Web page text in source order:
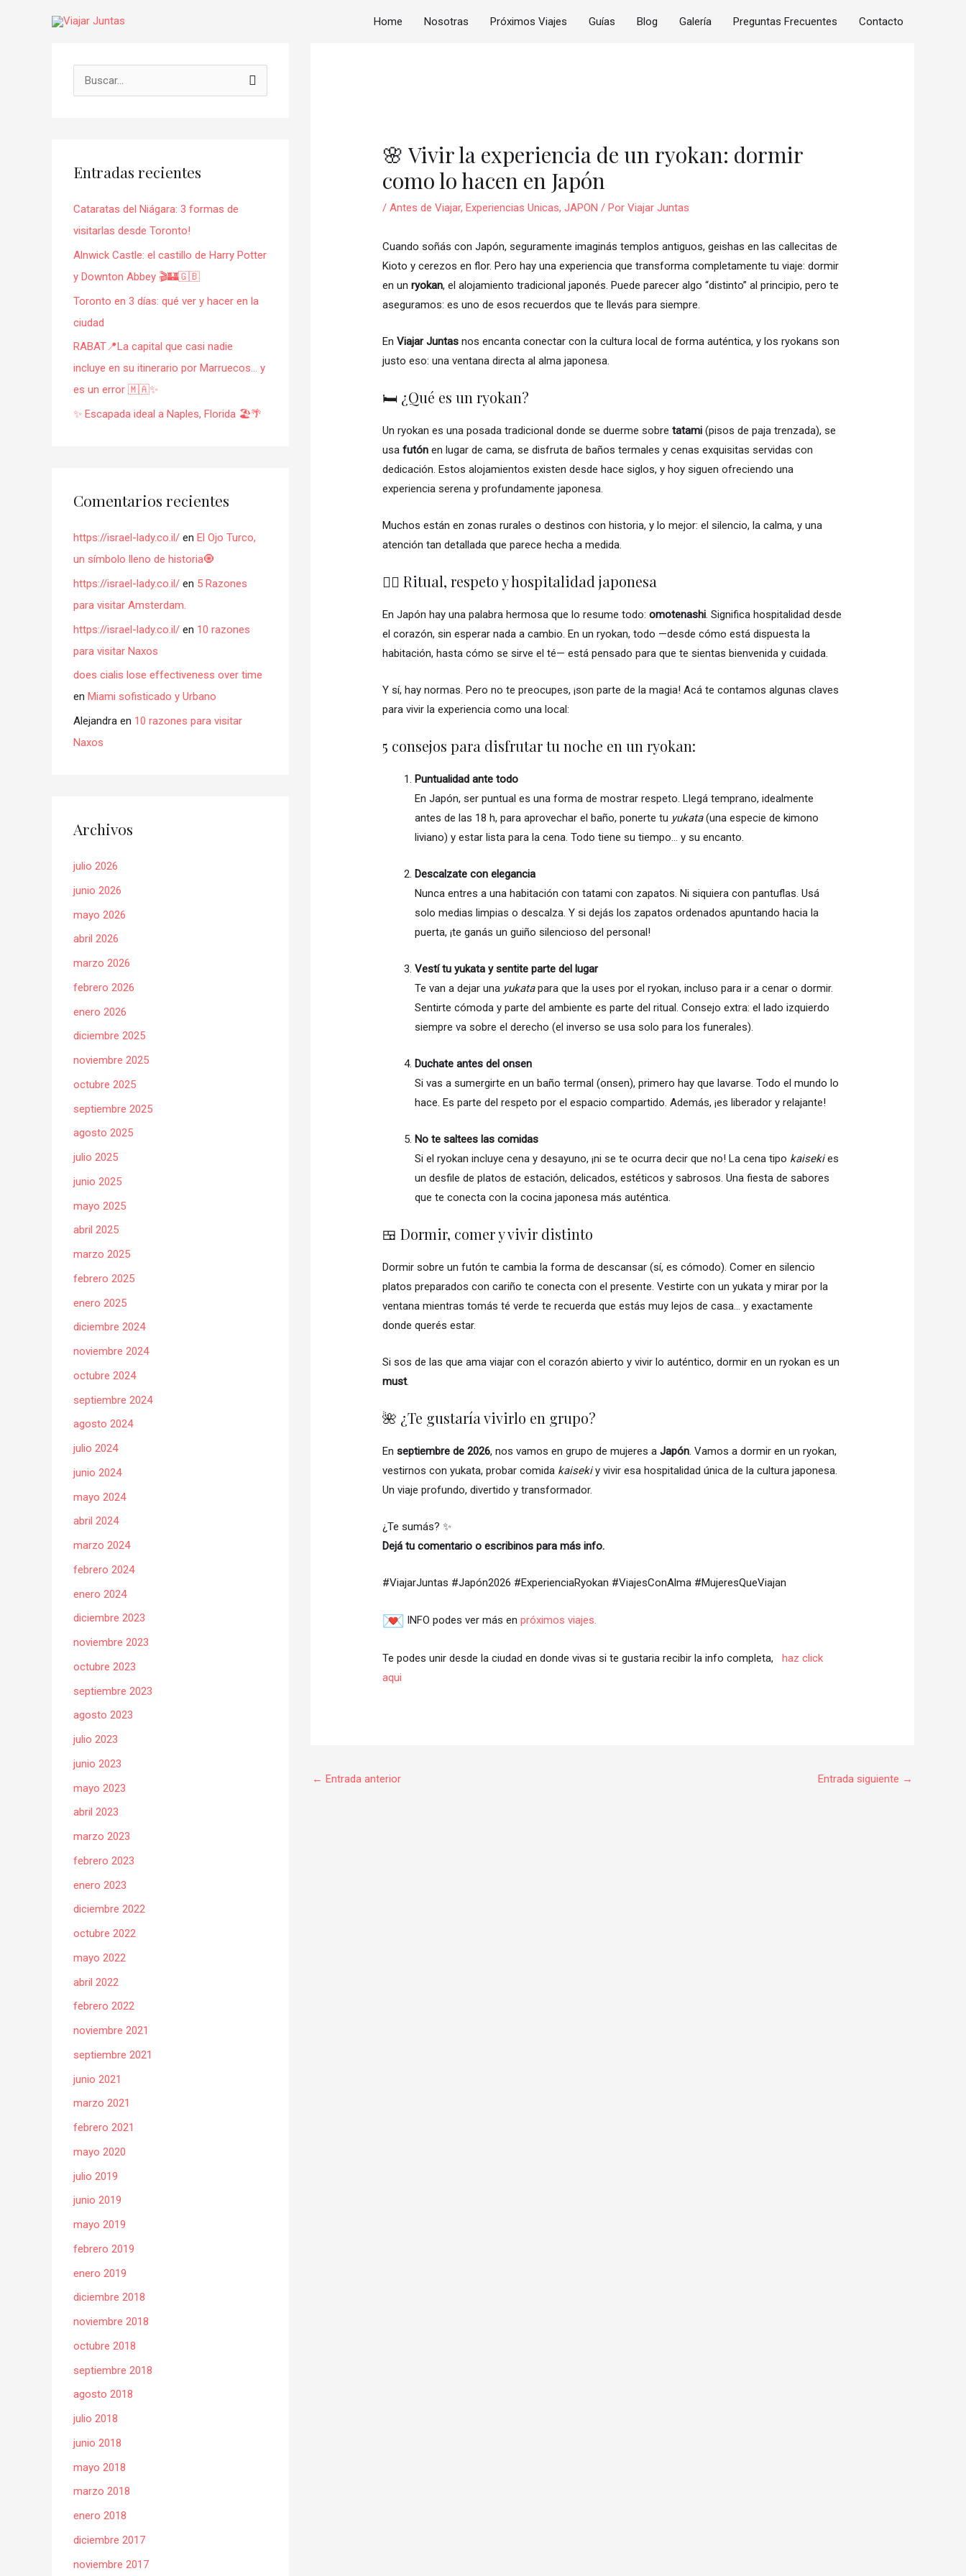
Home Nosotras Próximos Viajes Guías Blog Galería Preguntas Frecuentes Contacto
a
p
o
r
:
Entradas recientes
Cataratas del Niágara: 3 formas de
visitarlas desde Toronto!
Alnwick Castle: el castillo de Harry Potter
y Downton Abbey 🎬🏰🇬🇧
Toronto en 3 días: qué ver y hacer en la
ciudad
RABAT📍La capital que casi nadie
incluye en su itinerario por Marruecos… y
es un error 🇲🇦✨
✨ Escapada ideal a Naples, Florida 🏖️🌴
Comentarios recientes
https://israel-lady.co.il/ en El Ojo Turco,
un símbolo lleno de historia🧿
https://israel-lady.co.il/ en 5 Razones
para visitar Amsterdam.
https://israel-lady.co.il/ en 10 razones
para visitar Naxos
does cialis lose effectiveness over time
en Miami sofisticado y Urbano
Alejandra en 10 razones para visitar
Naxos
Archivos
julio 2026
junio 2026
mayo 2026
abril 2026
marzo 2026
febrero 2026
enero 2026
diciembre 2025
noviembre 2025
octubre 2025
septiembre 2025
agosto 2025
julio 2025
junio 2025
mayo 2025
abril 2025
marzo 2025
febrero 2025
enero 2025
diciembre 2024
noviembre 2024
octubre 2024
septiembre 2024
agosto 2024
julio 2024
junio 2024
mayo 2024
abril 2024
marzo 2024
febrero 2024
enero 2024
diciembre 2023
noviembre 2023
octubre 2023
septiembre 2023
agosto 2023
julio 2023
junio 2023
mayo 2023
abril 2023
marzo 2023
febrero 2023
enero 2023
diciembre 2022
octubre 2022
mayo 2022
abril 2022
febrero 2022
noviembre 2021
septiembre 2021
junio 2021
marzo 2021
febrero 2021
mayo 2020
julio 2019
junio 2019
mayo 2019
febrero 2019
enero 2019
diciembre 2018
noviembre 2018
octubre 2018
septiembre 2018
agosto 2018
julio 2018
junio 2018
mayo 2018
marzo 2018
enero 2018
diciembre 2017
noviembre 2017
🌸 Vivir la experiencia de un ryokan: dormir
como lo hacen en Japón
/Antes de Viajar,Experiencias Unicas,JAPON / PorViajar Juntas
Cuando soñás con Japón, seguramente imaginás templos antiguos, geishas en las callecitas de
Kioto y cerezos en flor. Pero hay una experiencia que transforma completamente tu viaje: dormir
en unryokan, el alojamiento tradicional japonés. Puede parecer algo “distinto” al principio, pero te
aseguramos: es uno de esos recuerdos que te llevás para siempre.
EnViajar Juntas nos encanta conectar con la cultura local de forma auténtica, y los ryokans son
justo eso: una ventana directa al alma japonesa.
🛏️ ¿Qué es un ryokan?
Un ryokan es una posada tradicional donde se duerme sobretatami (pisos de paja trenzada), se
usafutón en lugar de cama, se disfruta de baños termales y cenas exquisitas servidas con
dedicación. Estos alojamientos existen desde hace siglos, y hoy siguen ofreciendo una
experiencia serena y profundamente japonesa.
Muchos están en zonas rurales o destinos con historia, y lo mejor: el silencio, la calma, y una
atención tan detallada que parece hecha a medida.
🧘‍♀️ Ritual, respeto y hospitalidad japonesa
En Japón hay una palabra hermosa que lo resume todo:omotenashi. Significa hospitalidad desde
el corazón, sin esperar nada a cambio. En un ryokan, todo —desde cómo está dispuesta la
habitación, hasta cómo se sirve el té— está pensado para que te sientas bienvenida y cuidada.
Y sí, hay normas. Pero no te preocupes, ¡son parte de la magia! Acá te contamos algunas claves
para vivir la experiencia como una local:
5 consejos para disfrutar tu noche en un ryokan:
Puntualidad ante todo
En Japón, ser puntual es una forma de mostrar respeto. Llegá temprano, idealmente
antes de las 18 h, para aprovechar el baño, ponerte tu yukata(una especie de kimono
liviano) y estar lista para la cena. Todo tiene su tiempo… y su encanto.
Descalzate con elegancia
Nunca entres a una habitación con tatami con zapatos. Ni siquiera con pantuflas. Usá
solo medias limpias o descalza. Y si dejás los zapatos ordenados apuntando hacia la
puerta, ¡te ganás un guiño silencioso del personal!
Vestí tu yukata y sentite parte del lugar
Te van a dejar una yukatapara que la uses por el ryokan, incluso para ir a cenar o dormir.
Sentirte cómoda y parte del ambiente es parte del ritual. Consejo extra: el lado izquierdo
siempre va sobre el derecho (el inverso se usa solo para los funerales).
Duchate antes del onsen
Si vas a sumergirte en un baño termal (onsen), primero hay que lavarse. Todo el mundo lo
hace. Es parte del respeto por el espacio compartido. Además, ¡es liberador y relajante!
No te saltees las comidas
Si el ryokan incluye cena y desayuno, ¡ni se te ocurra decir que no! La cena tipo kaisekies
un desfile de platos de estación, delicados, estéticos y sabrosos. Una fiesta de sabores
que te conecta con la cocina japonesa más auténtica.
🍱 Dormir, comer y vivir distinto
Dormir sobre un futón te cambia la forma de descansar (sí, es cómodo). Comer en silencio
platos preparados con cariño te conecta con el presente. Vestirte con un yukata y mirar por la
ventana mientras tomás té verde te recuerda que estás muy lejos de casa… y exactamente
donde querés estar.
Si sos de las que ama viajar con el corazón abierto y vivir lo auténtico, dormir en un ryokan es un
must.
🌺 ¿Te gustaría vivirlo en grupo?
Enseptiembre de 2026, nos vamos en grupo de mujeres aJapón. Vamos a dormir en un ryokan,
vestirnos con yukata, probar comida kaisekiy vivir esa hospitalidad única de la cultura japonesa.
Un viaje profundo, divertido y transformador.
¿Te sumás? ✨
Dejá tu comentario o escribinos para más info.
#ViajarJuntas #Japón2026 #ExperienciaRyokan #ViajesConAlma #MujeresQueViajan
INFO podes ver más enpróximos viajes.
Te podes unir desde la ciudad en donde vivas si te gustaria recibir la info completa,haz click
aqui
← Entrada anterior Entrada siguiente →